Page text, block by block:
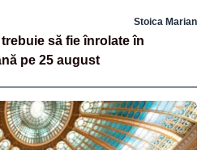
Stoica Marian
să fie înrolate în
pe 25 august